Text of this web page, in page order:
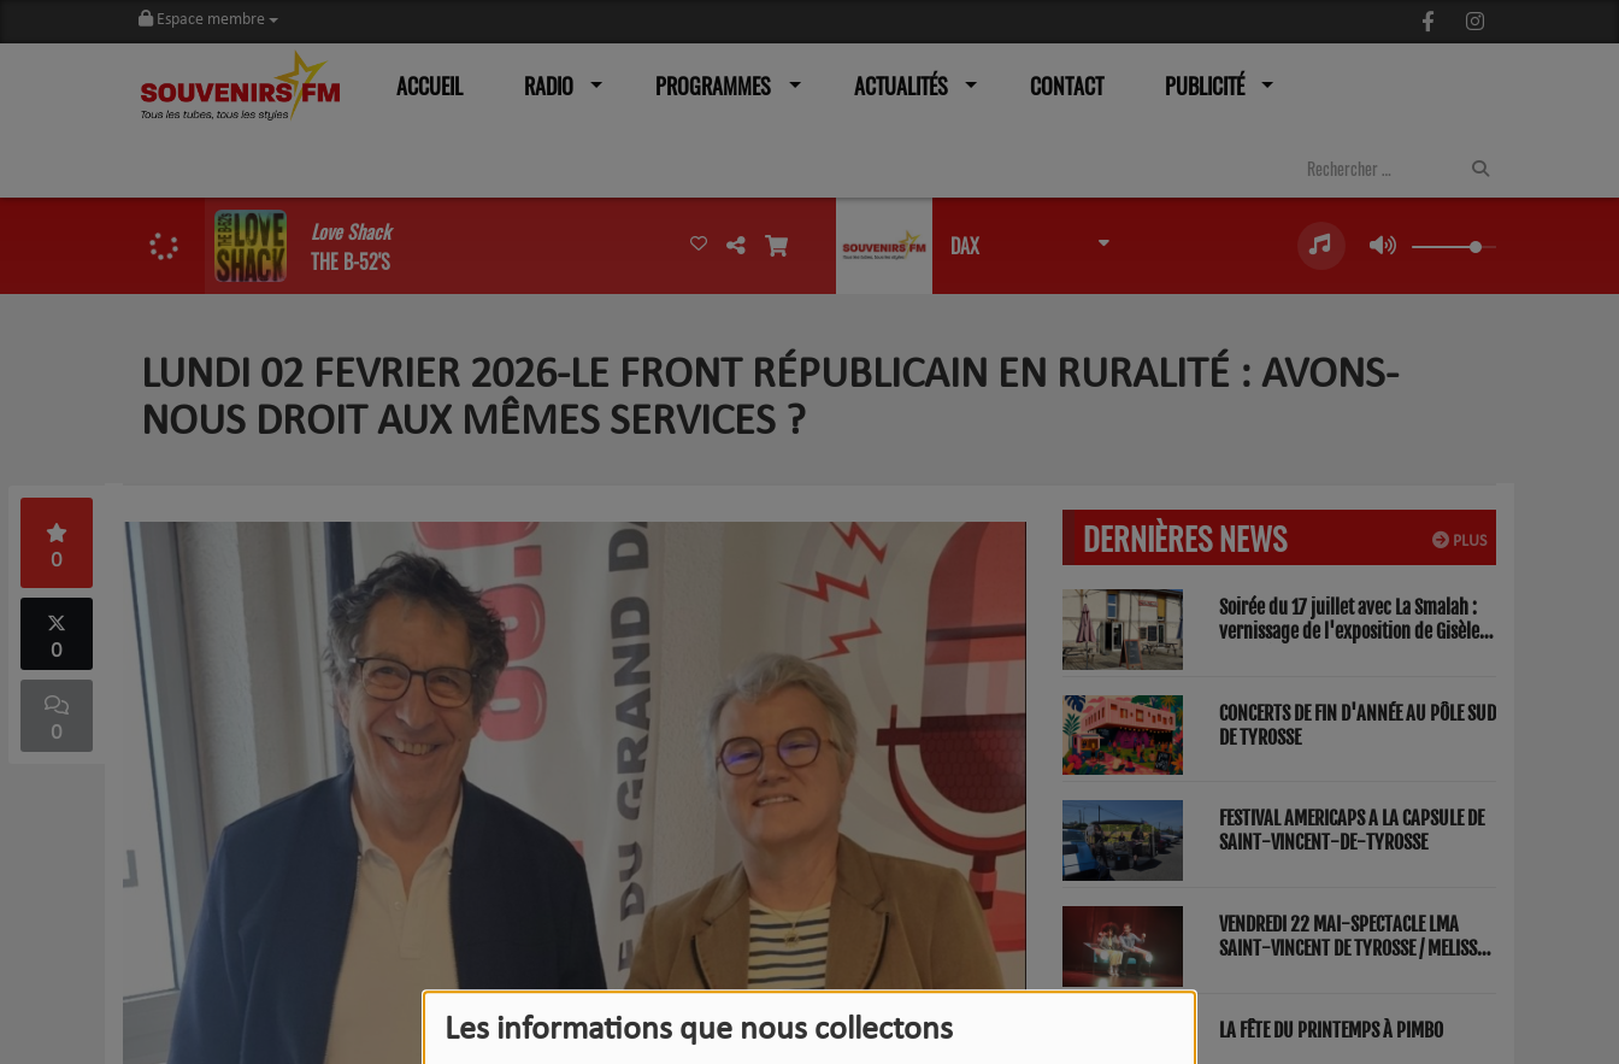
Les informations que nous collectons
Espace membre
ACCUEIL RADIO PROGRAMMES ACTUALITÉS CONTACT PUBLICITÉ
Love Shack
THE B-52'S
DAX
LUNDI 02 FEVRIER 2026-LE FRONT RÉPUBLICAIN EN RURALITÉ : AVONS-
NOUS DROIT AUX MÊMES SERVICES ?
0
0
0
PLUS
DERNIÈRES NEWS
Soirée du 17 juillet avec La Smalah :
vernissage de l'exposition de Gisèle
CONCERTS DE FIN D'ANNÉE AU PÔLE SUD
DE TYROSSE
FESTIVAL AMERICAPS A LA CAPSULE DE
SAINT-VINCENT-DE-TYROSSE
VENDREDI 22 MAI-SPECTACLE LMA
SAINT-VINCENT DE TYROSSE / MELISSA
LA FÊTE DU PRINTEMPS À PIMBO